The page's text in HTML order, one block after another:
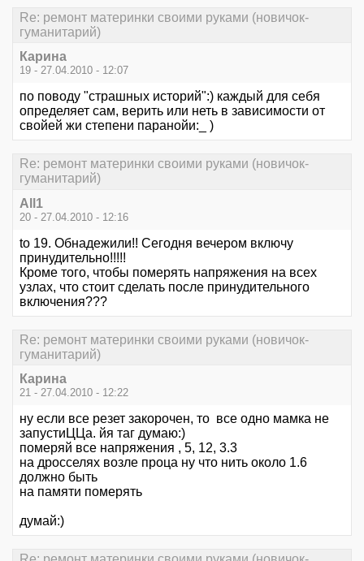
Re: ремонт материнки своими руками (новичок-
гуманитарий)
Карина
19 - 27.04.2010 - 12:07
по поводу "страшных историй":) каждый для себя
определяет сам, верить или неть в зависимости от
свойей жи степени паранойи:_ )
Re: ремонт материнки своими руками (новичок-
гуманитарий)
All1
20 - 27.04.2010 - 12:16
to 19. Обнадежили!! Сегодня вечером включу
принудительно!!!!!
Кроме того, чтобы померять напряжения на всех
узлах, что стоит сделать после принудительного
включения???
Re: ремонт материнки своими руками (новичок-
гуманитарий)
Карина
21 - 27.04.2010 - 12:22
ну если все резет закорочен, то все одно мамка не
запустиЦЦа. йя таг думаю:)
померяй все напряжения , 5, 12, 3.3
на дросселях возле проца ну что нить около 1.6
должно быть
на памяти померять
думай:)